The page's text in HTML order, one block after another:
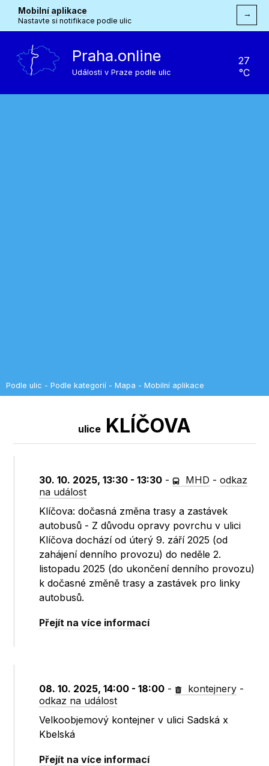
Mobilní aplikace
Nastavte si notifikace podle ulic
→
Praha.online
Události v Praze podle ulic
27
°C
Podle ulic - Podle kategorií - Mapa - Mobilní aplikace
ulice KLÍČOVA
30. 10. 2025, 13:30 - 13:30 - MHD -odkaz
na událost
Klíčova: dočasná změna trasy a zastávek
autobusů - Z důvodu opravy povrchu v ulici
Klíčova dochází od úterý 9. září 2025 (od
zahájení denního provozu) do neděle 2.
listopadu 2025 (do ukončení denního provozu)
k dočasné změně trasy a zastávek pro linky
autobusů.
Přejít na více informací
08. 10. 2025, 14:00 - 18:00 - kontejnery -
odkaz na událost
Velkoobjemový kontejner v ulici Sadská x
Kbelská
Přejít na více informací